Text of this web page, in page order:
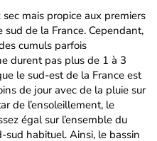
mais propice aux premiers
de la France. Cependant,
cumuls parfois
durent pas plus de 1 à 3
le sud-est de la France est
de jour avec de la pluie sur
de l’ensoleillement, le
égal sur l’ensemble du
habituel. Ainsi, le bassin